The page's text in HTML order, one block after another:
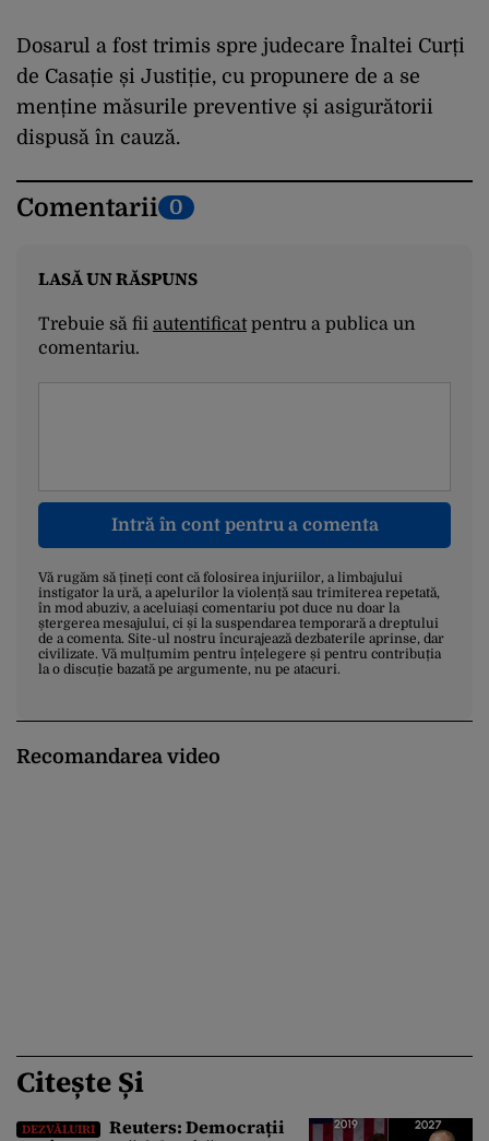
Dosarul a fost trimis spre judecare Înaltei Curți
de Casație și Justiție, cu propunere de a se
menține măsurile preventive și asigurătorii
dispusă în cauză.
Comentarii 0
LASĂ UN RĂSPUNS
Trebuie să fii autentificatpentru a publica un
comentariu.
Intră în cont pentru a comenta
Vă rugăm să țineți cont că folosirea injuriilor, a limbajului
instigator la ură, a apelurilor la violență sau trimiterea repetată,
în mod abuziv, a aceluiași comentariu pot duce nu doar la
ștergerea mesajului, ci și la suspendarea temporară a dreptului
de a comenta. Site-ul nostru încurajează dezbaterile aprinse, dar
civilizate. Vă mulțumim pentru înțelegere și pentru contribuția
la o discuție bazată pe argumente, nu pe atacuri.
Recomandarea video
Citește Și
DEZVĂLUIRI
Reuters: Democrații